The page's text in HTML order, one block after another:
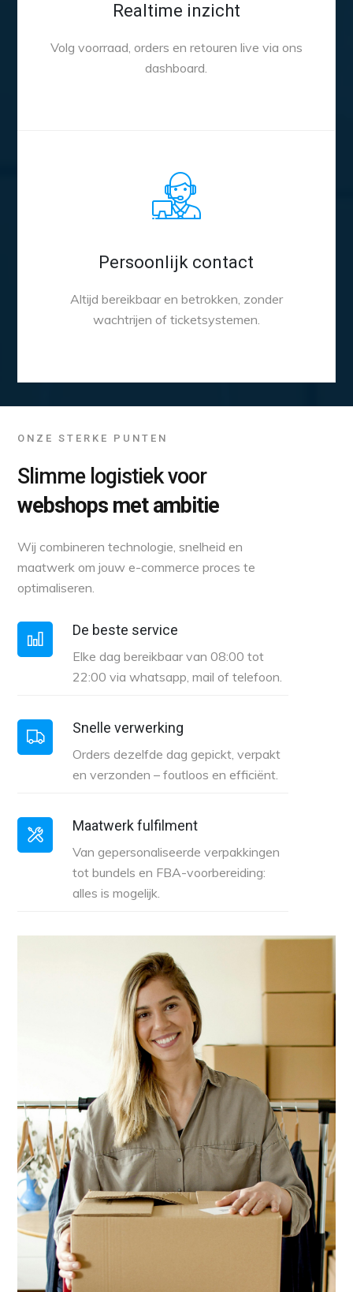
Realtime inzicht
Volg voorraad, orders en retouren live via ons
dashboard.
Persoonlijk contact
Altijd bereikbaar en betrokken, zonder
wachtrijen of ticketsystemen.
ONZE STERKE PUNTEN
Slimme logistiek voor
webshops met ambitie
Wij combineren technologie, snelheid en
maatwerk om jouw e-commerce proces te
optimaliseren.
De beste service
Elke dag bereikbaar van 08:00 tot
22:00 via whatsapp, mail of telefoon.
Snelle verwerking
Orders dezelfde dag gepickt, verpakt
en verzonden – foutloos en efficiënt.
Maatwerk fulfilment
Van gepersonaliseerde verpakkingen
tot bundels en FBA-voorbereiding:
alles is mogelijk.